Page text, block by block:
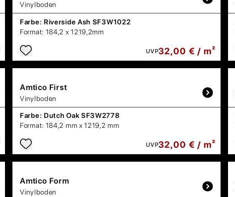
Vinylboden
Farbe: Riverside Ash SF3W1022
Format: 184,2 x 1219,2mm
UVP32,00 € / m²
Amtico First
Vinylboden
Farbe: Dutch Oak SF3W2778
Format: 184,2 mm x 1219,2 mm
UVP32,00 € / m²
Amtico Form
Vinylboden